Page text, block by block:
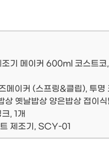
조기 메이커 600ml 코스트
이커 (스프링&클립), 투명
옛날밥상 양은밥상 접이
, 1개
제조기, SCY-01